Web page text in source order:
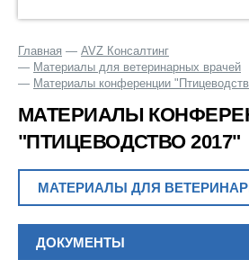
Главная
AVZ Консалтинг
Материалы для ветеринарных врачей
Материалы конференции
МАТЕРИАЛЫ
"ПТИЦЕВОДСТВО 2017"
МАТЕРИАЛЫ ДЛЯ
ДОКУМЕНТЫ